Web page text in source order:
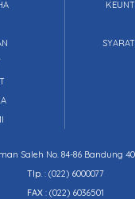
Saleh No. 84-86 Bandung
Tlp.: (022) 6000077
FAX: (022) 6036501